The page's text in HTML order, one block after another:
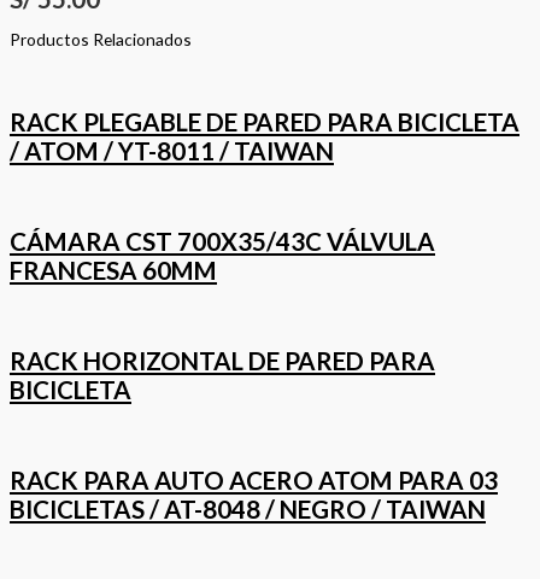
Productos Relacionados
RACK PLEGABLE DE PARED PARA BICICLETA
/ ATOM / YT-8011 / TAIWAN
CÁMARA CST 700X35/43C VÁLVULA
FRANCESA 60MM
RACK HORIZONTAL DE PARED PARA
BICICLETA
RACK PARA AUTO ACERO ATOM PARA 03
BICICLETAS / AT-8048 / NEGRO / TAIWAN